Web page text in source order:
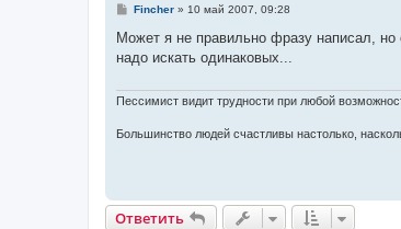
С
о
щ
и
Fincher» 10 май 2007, 09:28
Может я не правильно фразу написал,
надо искать одинаковых...
Пессимист видит трудности при любой
Большинство людей счастливы настолько,
Ответить